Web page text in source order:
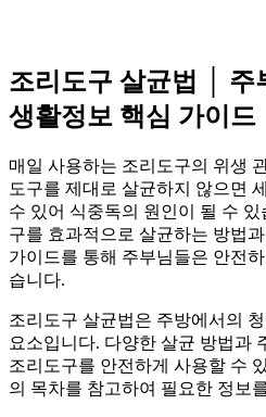
조리도구 살균법 │ 주
생활정보 핵심 가이드
매일 사용하는 조리도구의 위생
도구를 제대로 살균하지 않으면
수 있어 식중독의 원인이 될 수
구를 효과적으로 살균하는 방법
가이드를 통해 주부님들은 안전
습니다.
조리도구 살균법은 주방에서의
요소입니다. 다양한 살균 방법과
조리도구를 안전하게 사용할 수
의 목차를 참고하여 필요한 정보